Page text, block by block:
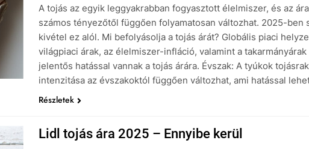
A tojás az egyik leggyakrabban fogyasztott élelmiszer, és az ára
számos tényezőtől függően folyamatosan változhat. 2025-ben
kivétel ez alól. Mi befolyásolja a tojás árát? Globális piaci
világpiaci árak, az élelmiszer-infláció, valamint a takarmányárak
jelentős hatással vannak a tojás árára. Évszak: A tyúkok
intenzitása az évszakoktól függően változhat, ami hatással
Részletek
Lidl tojás ára 2025 – Ennyibe kerül